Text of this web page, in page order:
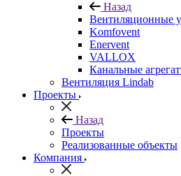
Назад
Вентиляционные
Komfovent
Enervent
VALLOX
Канальные
Вентиляция Lindab
Проекты
Назад
Проекты
Реализованные объекты
Компания